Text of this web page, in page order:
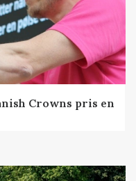
Crowns pris en